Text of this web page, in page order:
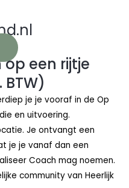
op een rijtje
je je vooraf in de Op
en uitvoering.
Je ontvangt een
je je vanaf dan een
Coach mag noemen.
community van Heerlijk